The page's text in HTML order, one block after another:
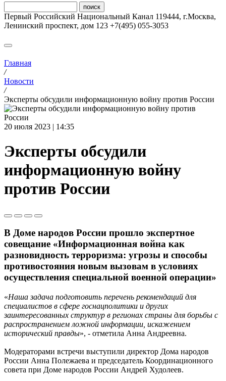
Первый Российский Национальный Канал 119444, г.Москва,
Ленинский проспект, дом 123 +7(495) 055-3053
Главная
/
Новости
/
Эксперты обсудили информационную войну против России
20 июля 2023 | 14:35
Эксперты обсудили
информационную войну
против России
В Доме народов России прошло экспертное
совещание «Информационная война как
разновидность терроризма: угрозы и способы
противостояния новым вызовам в условиях
осуществления специальной военной операции»
«Наша задача подготовить перечень рекомендаций для
специалистов в сфере госнацполитики и других
заинтересованных структур в регионах страны для борьбы с
распространением ложной информации, искажением
исторический правды», - отметила Анна Андреевна.
Модераторами встречи выступили директор Дома народов
России Анна Полежаева и председатель Координационного
совета при Доме народов России Андрей Худолеев.